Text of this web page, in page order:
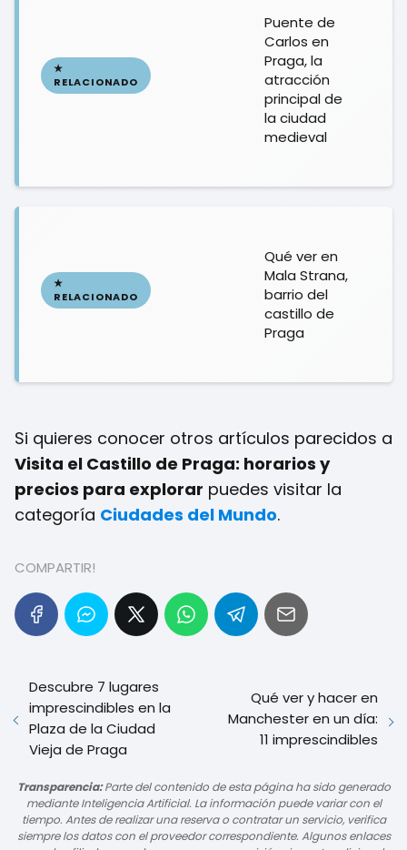
Puente de
Carlos en
Praga, la
atracción
principal de
la ciudad
medieval
Qué ver en
Mala Strana,
barrio del
castillo de
Praga
Si quieres conocer otros artículos parecidos a
Visita el Castillo de Praga: horarios y
precios para explorar puedes visitar la
categoría Ciudades del Mundo.
COMPARTIR!
Descubre 7 lugares
imprescindibles en la
Plaza de la Ciudad
Vieja de Praga
Qué ver y hacer en
Manchester en un día:
11 imprescindibles
Transparencia:Parte del contenido de esta página ha sido generado
mediante Inteligencia Artificial. La información puede variar con el
tiempo. Antes de realizar una reserva o contratar un servicio, verifica
siempre los datos con el proveedor correspondiente. Algunos enlaces